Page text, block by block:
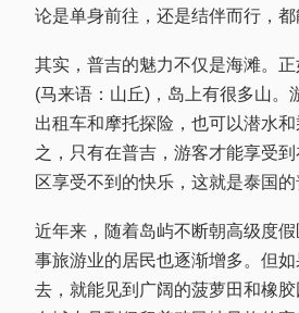
论是单身前往，还是结伴而行，都
其实，普吉的魅力不仅是海滩。正
(马来语：山丘)，岛上有很多山。
出租车和摩托探险，也可以潜水
之，只有在普吉，游客才能享受
区享受不到的快乐，这就是泰国的
近年来，随着岛屿不断朝高级度
事旅游业的居民也逐渐增多。但
去，就能见到广阔的菠萝田和橡